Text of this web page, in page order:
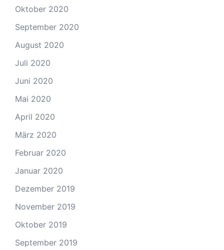
Oktober 2020
September 2020
August 2020
Juli 2020
Juni 2020
Mai 2020
April 2020
März 2020
Februar 2020
Januar 2020
Dezember 2019
November 2019
Oktober 2019
September 2019